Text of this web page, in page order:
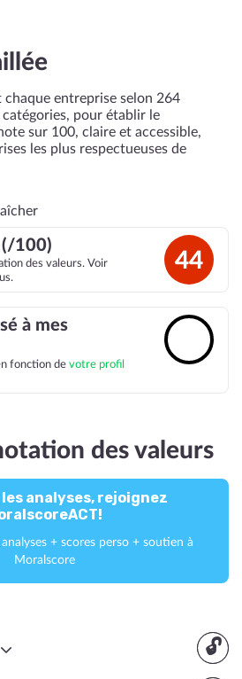
chaque entreprise selon 264
pour établir le
sur 100, claire et accessible,
les plus respectueuses de
(/100)
des valeurs. Voir
44
à mes
fonction de votre profil
des valeurs
analyses, rejoignez
+ scores perso + soutien à
Moralscore
🔓